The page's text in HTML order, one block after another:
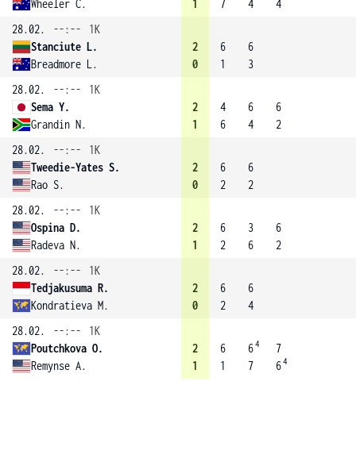
Wheeler C. 1 7 4
4
28.02.
--:--
1K
Stanciute L.
Breadmore L.
2
0
6
1
6
3
28.02.
--:--
1K
Sema Y.
Grandin N.
2
1
4
6
6
4
6
2
28.02.
--:--
1K
Tweedie-Yates S.
Rao S.
2
0
6
2
6
2
28.02.
--:--
1K
Ospina D.
Radeva N.
2
1
6
2
3
6
6
2
28.02.
--:--
1K
Tedjakusuma R.
Kondratieva M.
2
0
6
2
6
4
28.02.
--:--
1K
Poutchkova O.
Remynse A.
2
1
6
1
64
7
7
64